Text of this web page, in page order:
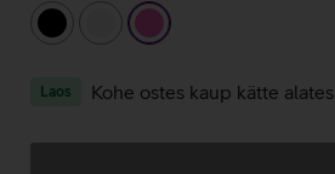
must
valge roosa
Laos Kohe ostes kaup kätte alates